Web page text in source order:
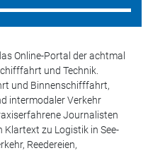
Online-Portal der achtmal
und Technik.
und Binnenschifffahrt,
intermodaler Verkehr
Journalisten
Klartext zu Logistik in See-
Reedereien,